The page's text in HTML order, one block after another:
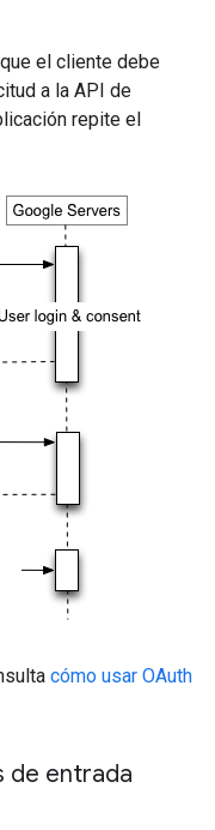
el cliente debe
a la API de
repite el
cómo usar OAuth
de entrada